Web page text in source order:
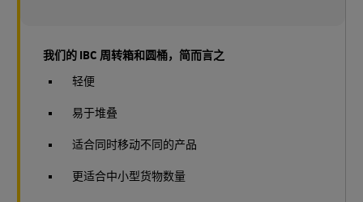
我们的 IBC 周转箱和圆桶，简而言之
轻便
易于堆叠
适合同时移动不同的产品
更适合中小型货物数量